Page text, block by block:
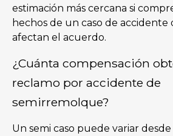
estimación más cercana si
hechos de un caso de accidente
afectan el acuerdo.
¿Cuánta compensación
reclamo por accidente de
semirremolque?
Un semi caso puede variar